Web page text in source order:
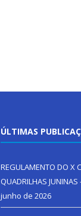
ÚLTIMAS
REGULAMENTO DO X
QUADRILHAS
junho de 2026